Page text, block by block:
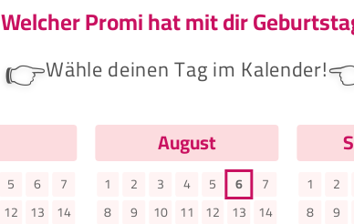
Welcher Promi hat mit dir
👉Wähle deinen Tag im Kalender!
5 6
7
12 13 14
August
1 2 3 4 5 6
7
8
9 10 11 12 13 14
1 2
8
9